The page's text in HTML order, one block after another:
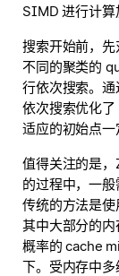
SIMD 进行计算
搜索开始前，
不同的聚类的
行依次搜索。
依次搜索优化
适应的初始点一
值得关注的是
的过程中，一般
传统的方法是
其中大部分的
概率的 cache
下。受内存中